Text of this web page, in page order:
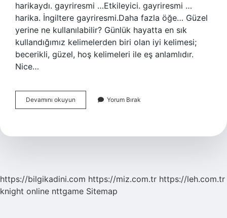
harikaydı. gayriresmi …Etkileyici. gayriresmi …
harika. İngiltere gayriresmi.Daha fazla öğe… Güzel
yerine ne kullanılabilir? Günlük hayatta en sık
kullandığımız kelimelerden biri olan iyi kelimesi;
becerikli, güzel, hoş kelimeleri ile eş anlamlıdır.
Nice…
Devamını okuyun
Yerine
Yorum Bırak
https://bilgikadini.com https://miz.com.tr https://leh.com.tr
knight online nttgame Sitemap